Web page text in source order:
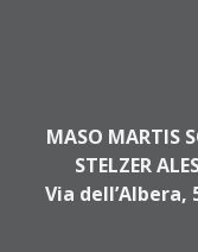
MASO MARTIS
STELZER
Via